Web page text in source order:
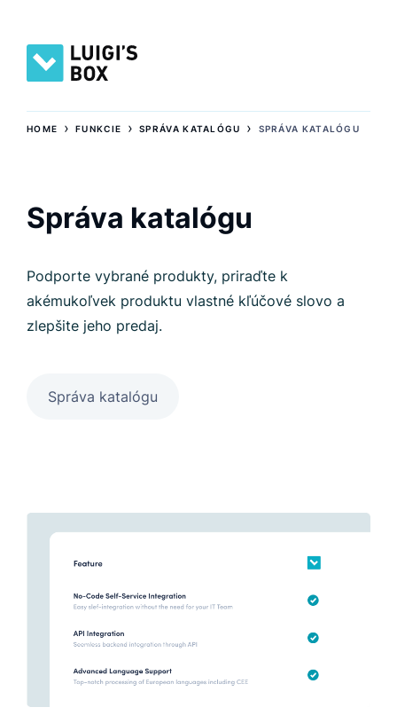
HOME ›FUNKCIE ›SPRÁVA KATALÓGU › SPRÁVA KATALÓGU
Správa katalógu
Podporte vybrané produkty, priraďte k
akémukoľvek produktu vlastné kľúčové slovo a
zlepšite jeho predaj.
Správa katalógu